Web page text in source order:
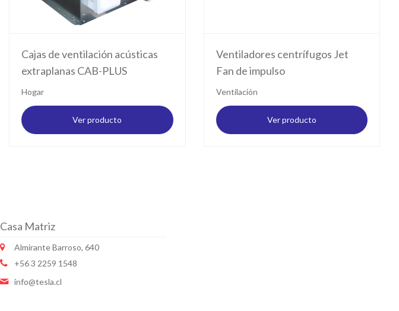
Cajas de ventilación acústicas
extraplanas CAB-PLUS
Hogar
Ver producto
Ventiladores centrífugos Jet
Fan de impulso
Ventilación
Ver producto
Casa Matriz
Almirante Barroso, 640
+56 3 2259 1548
info@tesla.cl